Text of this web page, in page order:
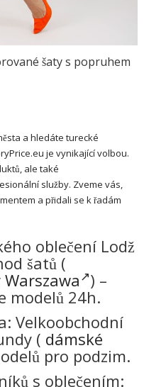
šaty s popruhem
a hledáte turecké
je vynikající volbou.
ale také
služby. Zveme vás,
a přidali se k řadám
oblečení Lodž
šatů (
) –
modelů 24h.
Velkoobchodní
( dámské
pro podzim.
s oblečením: